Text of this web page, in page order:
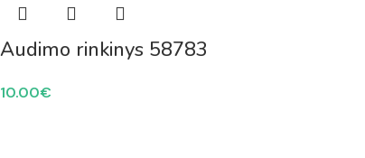
Audimo rinkinys 58783
10.00€